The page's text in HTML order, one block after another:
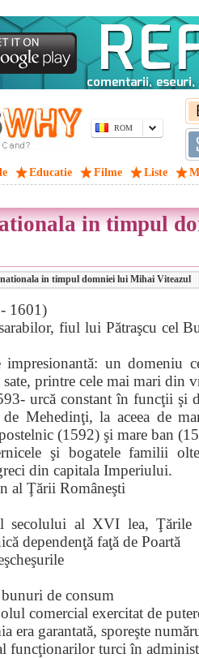
ROM
Educatie Filme Liste
in timpul
in timpul domniei lui Mihai Viteazul
1601)
fiul lui Pătraşcu cel
un domeniu
printre cele mai mari din
urcă constant în funcţii şi
Mehedinţi, la aceea de
(1592) şi mare ban
şi bogatele familii
din capitala Imperiului.
al Ţării Româneşti
secolului al XVI lea, Ţările
dependenţă faţă de Poartă
de consum
comercial exercitat de
era garantată, sporeşte
funcţionarilor turci în